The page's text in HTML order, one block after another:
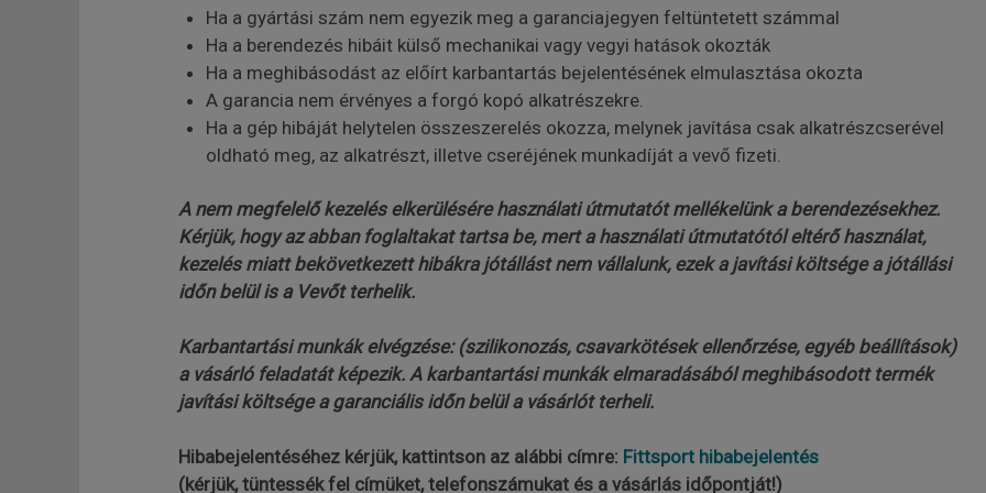
Ha a gyártási szám nem egyezik meg a garanciajegyen feltüntetett számmal
Ha a berendezés hibáit külső mechanikai vagy vegyi hatások okozták
Ha a meghibásodást az előírt karbantartás bejelentésének elmulasztása okozta
A garancia nem érvényes a forgó kopó alkatrészekre.
Ha a gép hibáját helytelen összeszerelés okozza, melynek javítása csak alkatrészcserével
oldható meg, az alkatrészt, illetve cseréjének munkadíját a vevő fizeti.
A nem megfelelő kezelés elkerülésére használati útmutatót mellékelünk a berendezésekhez.
Kérjük, hogy az abban foglaltakat tartsa be, mert a használati útmutatótól eltérő használat,
kezelés miatt bekövetkezett hibákra jótállást nem vállalunk, ezek a javítási költsége a jótállási
időn belül is a Vevőt terhelik.
Karbantartási munkák elvégzése: (szilikonozás, csavarkötések ellenőrzése, egyéb beállítások)
a vásárló feladatát képezik. A karbantartási munkák elmaradásából meghibásodott termék
javítási költsége a garanciális időn belül a vásárlót terheli.
Hibabejelentéséhez kérjük, kattintson az alábbi címre: Fittsport hibabejelentés
(kérjük, tüntessék fel címüket, telefonszámukat és a vásárlás időpontját!)